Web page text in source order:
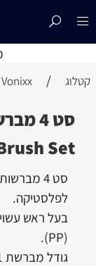
קטלוג /
Vonixx
Set
סט 4
לפלסטיקה.
בעל ראש
(PP).